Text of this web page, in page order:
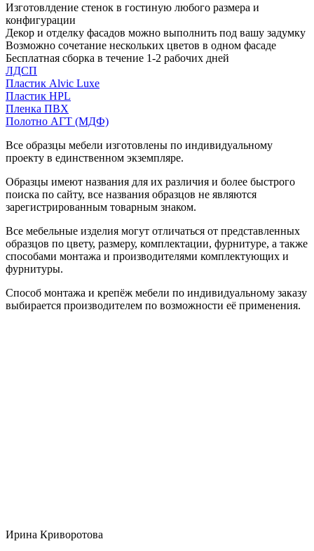
Изготовлдение стенок в гостиную любого размера и
конфигурации
Декор и отделку фасадов можно выполнить под вашу задумку
Возможно сочетание нескольких цветов в одном фасаде
Бесплатная сборка в течение 1-2 рабочих дней
ЛДСП
Пластик Alvic Luxe
Пластик HPL
Пленка ПВХ
Полотно АГТ (МДФ)
Все образцы мебели изготовлены по индивидуальному
проекту в единственном экземпляре.
Образцы имеют названия для их различия и более быстрого
поиска по сайту, все названия образцов не являются
зарегистрированным товарным знаком.
Все мебельные изделия могут отличаться от представленных
образцов по цвету, размеру, комплектации, фурнитуре, а также
способами монтажа и производителями комплектующих и
фурнитуры.
Способ монтажа и крепёж мебели по индивидуальному заказу
выбирается производителем по возможности её применения.
Ирина Криворотова